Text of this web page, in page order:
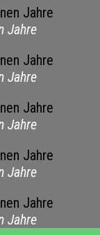
Jahre
Jahre
Jahre
Jahre
Jahre